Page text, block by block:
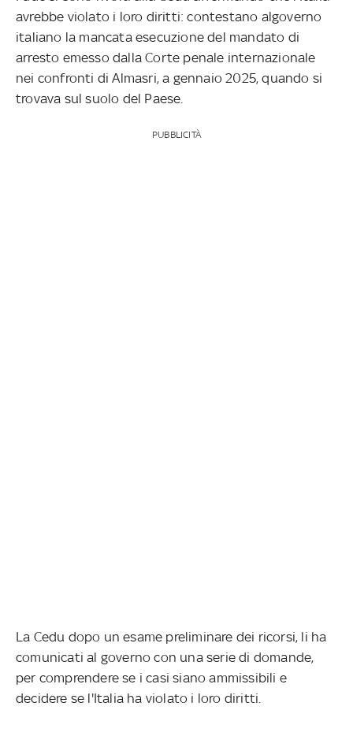
avrebbe violato i loro diritti: contestano algoverno
italiano la mancata esecuzione del mandato di
arresto emesso dalla Corte penale internazionale
nei confronti di Almasri, a gennaio 2025, quando si
trovava sul suolo del Paese.
PUBBLICITÀ
La Cedu dopo un esame preliminare dei ricorsi, li ha
comunicati al governo con una serie di domande,
per comprendere se i casi siano ammissibili e
decidere se l'Italia ha violato i loro diritti.